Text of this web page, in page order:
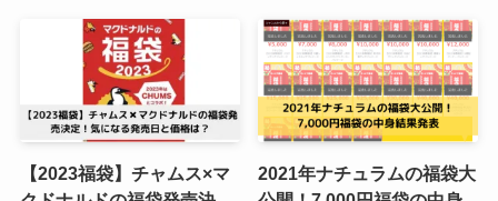
【2023福袋】チャムス×マ
2021年ナチュラムの福袋大